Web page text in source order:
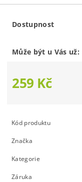
Dostupnost
Může být u Vás už:
259 Kč
Kód produktu
Značka
Kategorie
Záruka